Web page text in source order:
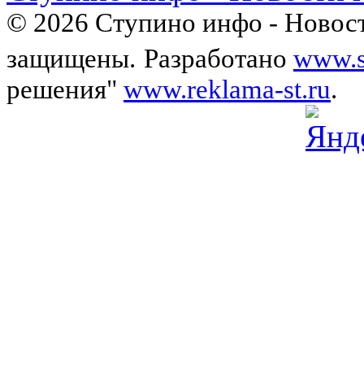
© 2026 Ступино инфо -
защищены. Разработано
решения" www.reklama-st.ru.